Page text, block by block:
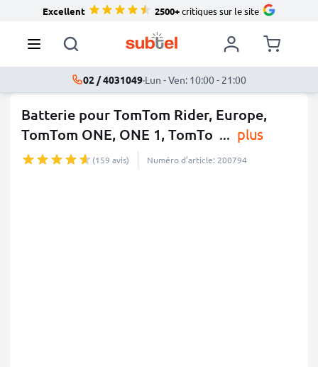
Excellent 2500+critiques sur le site
02 / 4031049·Lun - Ven: 10:00 - 21:00
Batterie pour TomTom Rider, Europe,
TomTom ONE, ONE 1, TomTo ... plus
(159 avis) Numéro d’article: 200794